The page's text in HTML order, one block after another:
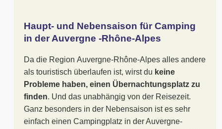
Haupt- und Nebensaison für Camping
in der Auvergne -Rhône-Alpes
Da die Region Auvergne-Rhône-Alpes alles andere
als touristisch überlaufen ist, wirst du keine
Probleme haben, einen Übernachtungsplatz zu
finden. Und das unabhängig von der Reisezeit.
Ganz besonders in der Nebensaison ist es sehr
einfach einen Campingplatz in der Auvergne-